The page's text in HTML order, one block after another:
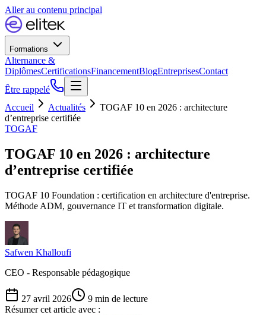
Aller au contenu principal
Formations
Alternance &
DiplômesCertificationsFinancementBlogEntreprisesContact
Être rappelé
Accueil
Actualités
TOGAF 10 en 2026 : architecture
d’entreprise certifiée
TOGAF
TOGAF 10 en 2026 : architecture
d’entreprise certifiée
TOGAF 10 Foundation : certification en architecture d'entreprise.
Méthode ADM, gouvernance IT et transformation digitale.
Safwen Khalloufi
CEO - Responsable pédagogique
27 avril 2026 9 min de lecture
Résumer cet article avec :